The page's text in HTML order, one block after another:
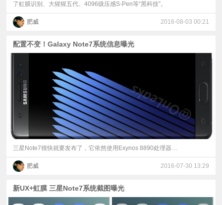
了虹膜识别、大猩猩五代、4096级压感S-Pen等“黑科技”。
肥威 2016-08-03 00:21
配置不变！Galaxy Note7系统信息曝光
三星Note7很快就要发布了，它依然使用Exynos 8890处理器…
肥威 2016-07-30 13:29
新UX+虹膜 三星Note7系统截图曝光